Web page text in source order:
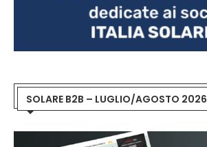
SOLARE B2B – LUGLIO/AGOSTO 2026